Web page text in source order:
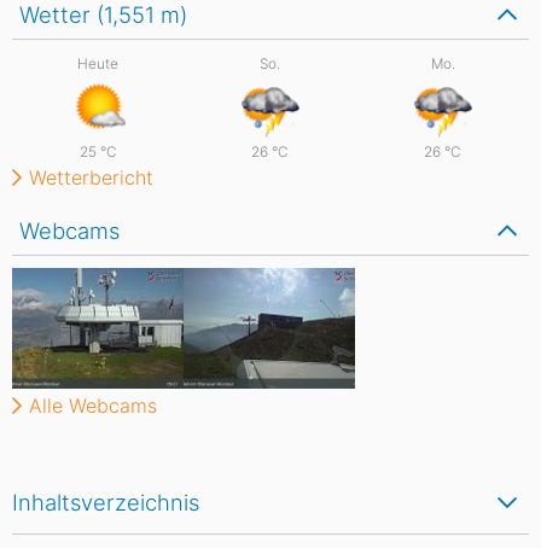
Inhaltsverzeichnis
Wetter (1,551 m)
Heute
25 °C
So.
26 °C
Mo.
26 °C
Wetterbericht
Webcams
Alle Webcams